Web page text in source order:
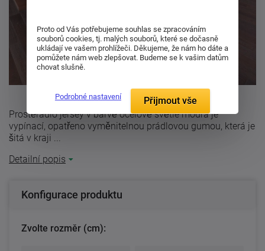
Prostěradlo jersey v barvě ocelově světle modrá je
vypínací, opatřeno vyměnitelnou prádlovou gumou, která je
šitá v kraji ...
Detailní popis
Konfigurace produktu
Zvolte rozměr (cm):
Proto od Vás potřebujeme souhlas se zpracováním
souborů cookies, tj. malých souborů, které se dočasně
ukládají ve vašem prohlížeči. Děkujeme, že nám ho dáte a
pomůžete nám web zlepšovat. Budeme se k vašim datům
chovat slušně.
Podrobné nastavení Přijmout vše